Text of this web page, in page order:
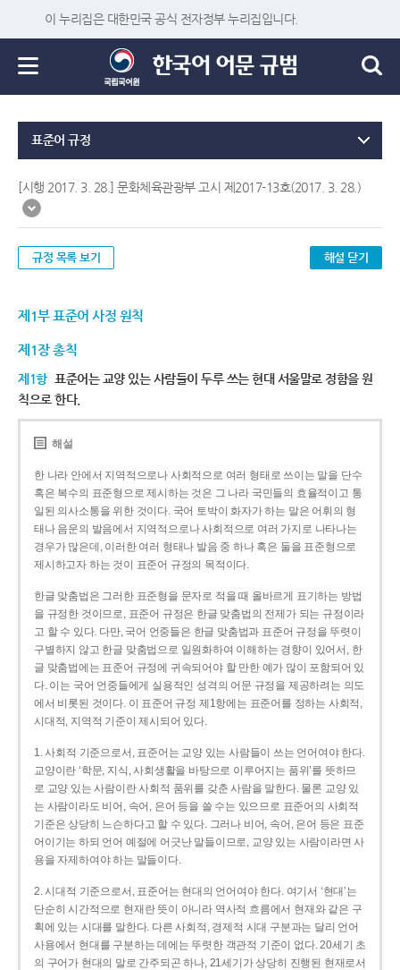
이 누리집은 대한민국 공식 전자정부 누리집입니다.
표준어 규정
[시행 2017. 3. 28.] 문화체육관광부 고시 제2017-13호(2017. 3. 28.)
규정 목록 보기 해설 닫기
제1부 표준어 사정 원칙
제1장 총칙
제1항 표준어는 교양 있는 사람들이 두루 쓰는 현대 서울말로 정함을 원
칙으로 한다.
해설
한 나라 안에서 지역적으로나 사회적으로 여러 형태로 쓰이는 말을 단수
혹은 복수의 표준형으로 제시하는 것은 그 나라 국민들의 효율적이고 통
일된 의사소통을 위한 것이다. 국어 토박이 화자가 하는 말은 어휘의 형
태나 음운의 발음에서 지역적으로나 사회적으로 여러 가지로 나타나는
경우가 많은데, 이러한 여러 형태나 발음 중 하나 혹은 둘을 표준형으로
제시하고자 하는 것이 표준어 규정의 목적이다.
한글 맞춤법은 그러한 표준형을 문자로 적을 때 올바르게 표기하는 방법
을 규정한 것이므로, 표준어 규정은 한글 맞춤법의 전제가 되는 규정이라
고 할 수 있다. 다만, 국어 언중들은 한글 맞춤법과 표준어 규정을 뚜렷이
구별하지 않고 한글 맞춤법으로 일원화하여 이해하는 경향이 있어서, 한
글 맞춤법에는 표준어 규정에 귀속되어야 할 만한 예가 많이 포함되어 있
다. 이는 국어 언중들에게 실용적인 성격의 어문 규정을 제공하려는 의도
에서 비롯된 것이다. 이 표준어 규정 제1항에는 표준어를 정하는 사회적,
시대적, 지역적 기준이 제시되어 있다.
1. 사회적 기준으로서, 표준어는 교양 있는 사람들이 쓰는 언어여야 한다.
교양이란 ‘학문, 지식, 사회생활을 바탕으로 이루어지는 품위’를 뜻하므
로 교양 있는 사람이란 사회적 품위를 갖춘 사람을 말한다. 물론 교양 있
는 사람이라도 비어, 속어, 은어 등을 쓸 수는 있으므로 표준어의 사회적
기준은 상당히 느슨하다고 할 수 있다. 그러나 비어, 속어, 은어 등은 표준
어이기는 하되 언어 예절에 어긋난 말들이므로, 교양 있는 사람이라면 사
용을 자제하여야 하는 말들이다.
2. 시대적 기준으로서, 표준어는 현대의 언어여야 한다. 여기서 ‘현대’는
단순히 시간적으로 현재란 뜻이 아니라 역사적 흐름에서 현재와 같은 구
획에 있는 시대를 말한다. 다른 사회적, 경제적 시대 구분과는 달리 언어
사용에서 현대를 구분하는 데에는 뚜렷한 객관적 기준이 없다. 20세기 초
의 구어가 현대의 말로 간주되곤 하나, 21세기가 상당히 진행된 현재로서